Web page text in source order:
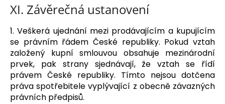
XI. Závěrečná ustanovení
1. Veškerá ujednání mezi prodávajícím a kupujícím
se právním řádem České republiky. Pokud vztah
založený kupní smlouvou obsahuje mezinárodní
prvek, pak strany sjednávají, že vztah se řídí
právem České republiky. Tímto nejsou dotčena
práva spotřebitele vyplývající z obecně závazných
právních předpisů.